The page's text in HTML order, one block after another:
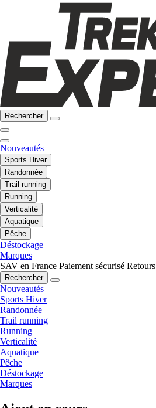
Rechercher
Nouveautés
Sports Hiver
Randonnée
Trail running
Running
Verticalité
Aquatique
Pêche
Déstockage
Marques
SAV en France Paiement sécurisé
Rechercher
Nouveautés
Sports Hiver
Randonnée
Trail running
Running
Verticalité
Aquatique
Pêche
Déstockage
Marques